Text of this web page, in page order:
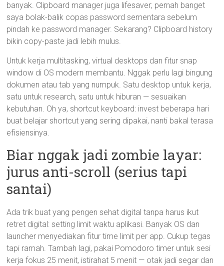
banyak. Clipboard manager juga lifesaver; pernah banget
saya bolak-balik copas password sementara sebelum
pindah ke password manager. Sekarang? Clipboard history
bikin copy-paste jadi lebih mulus.
Untuk kerja multitasking, virtual desktops dan fitur snap
window di OS modern membantu. Nggak perlu lagi bingung
dokumen atau tab yang numpuk. Satu desktop untuk kerja,
satu untuk research, satu untuk hiburan — sesuaikan
kebutuhan. Oh ya, shortcut keyboard: invest beberapa hari
buat belajar shortcut yang sering dipakai, nanti bakal terasa
efisiensinya.
Biar nggak jadi zombie layar:
jurus anti-scroll (serius tapi
santai)
Ada trik buat yang pengen sehat digital tanpa harus ikut
retret digital: setting limit waktu aplikasi. Banyak OS dan
launcher menyediakan fitur time limit per app. Cukup tegas
tapi ramah. Tambah lagi, pakai Pomodoro timer untuk sesi
kerja fokus 25 menit, istirahat 5 menit — otak jadi segar dan